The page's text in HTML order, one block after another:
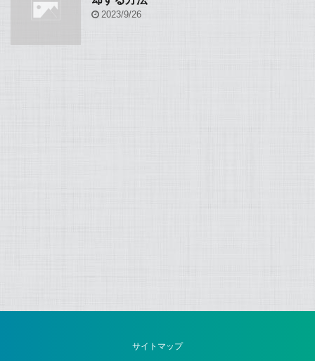
2023/9/26
サイトマップ